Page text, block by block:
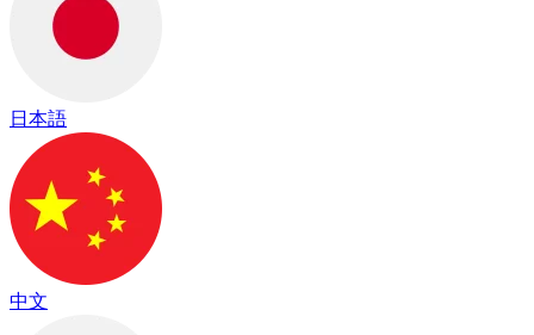
日本語
中文